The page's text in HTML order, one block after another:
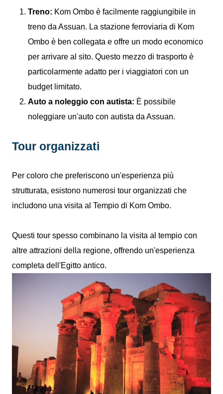
Treno: Kom Ombo è facilmente raggiungibile in
treno da Assuan. La stazione ferroviaria di Kom
Ombo è ben collegata e offre un modo economico
per arrivare al sito. Questo mezzo di trasporto è
particolarmente adatto per i viaggiatori con un
budget limitato.
Auto a noleggio con autista: È possibile
noleggiare un'auto con autista da Assuan.
Tour organizzati
Per coloro che preferiscono un'esperienza più
strutturata, esistono numerosi tour organizzati che
includono una visita al Tempio di Kom Ombo.
Questi tour spesso combinano la visita al tempio con
altre attrazioni della regione, offrendo un'esperienza
completa dell'Egitto antico.